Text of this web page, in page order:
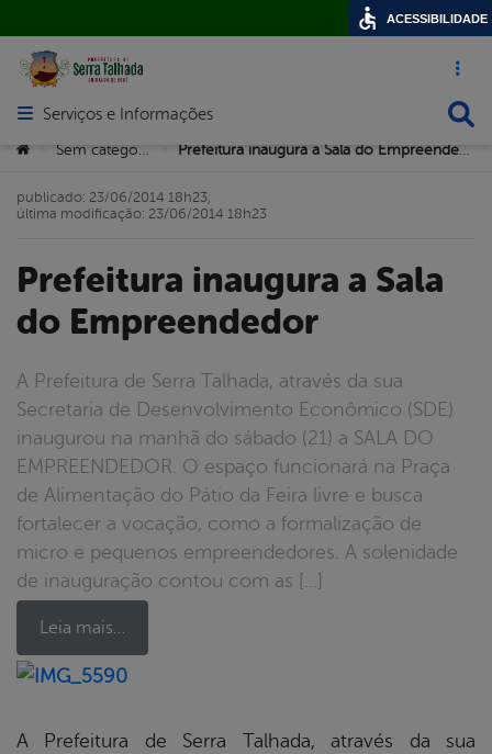
Acesso
Abrir menu principal de navegação
Serviços e Informações
Você está aqui:
> >
Prefeitura inaugura a Sala
do Empreendedor
A Prefeitura de Serra Talhada, através da sua
Secretaria de Desenvolvimento Econômico (SDE)
inaugurou na manhã do sábado (21) a SALA DO
EMPREENDEDOR. O espaço funcionará na Praça
de Alimentação do Pátio da Feira livre e busca
fortalecer a vocação, como a formalização de
micro e pequenos empreendedores. A solenidade
de inauguração contou com as […]
Leia mais…
publicado: 23/06/2014 18h23,
última modificação: 23/06/2014 18h23
A Prefeitura de Serra Talhada, através da sua
ACESSIBILIDADE